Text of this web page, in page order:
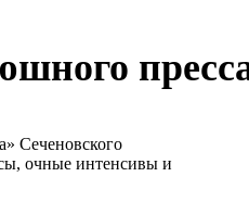
Сеченовского
очные интенсивы и